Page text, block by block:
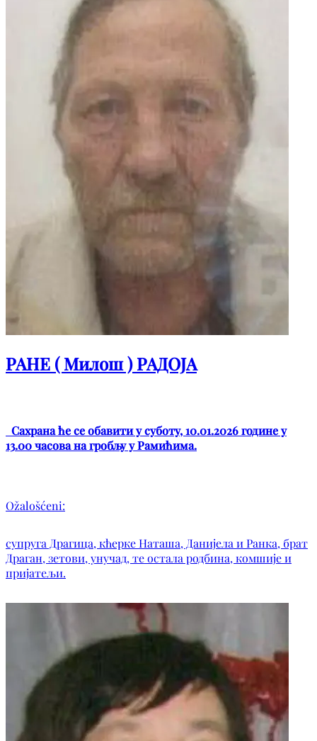
РАНЕ ( Милош ) РАДОЈА
Сахрана ће се обавити у суботу, 10.01.2026 године у
13.00 часова на гробљу у Рамићима.
Ožalošćeni:
супруга Драгица, кћерке Наташа, Данијела и Ранка, брат
Драган, зетови, унучад, те остала родбина, комшије и
пријатељи.